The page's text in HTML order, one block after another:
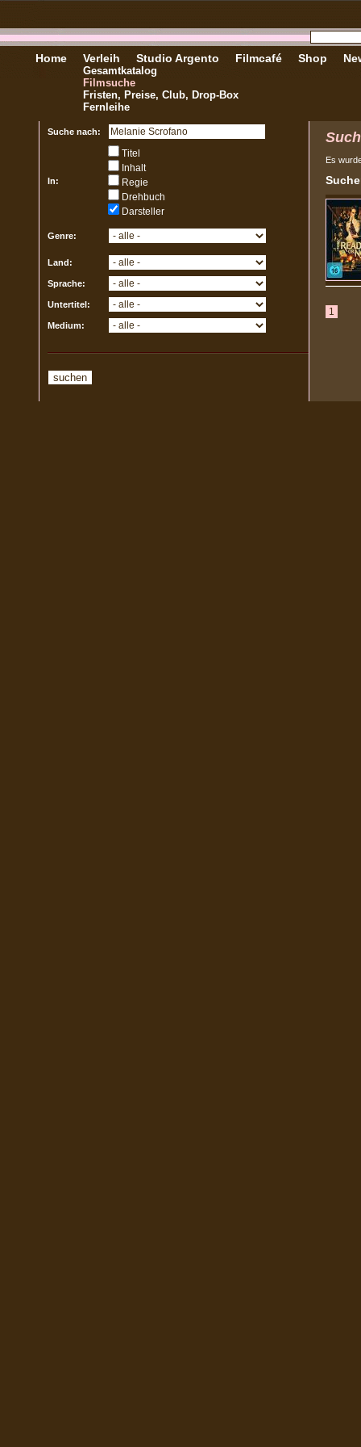
Home Verleih
Gesamtkatalog
Filmsuche
Fristen, Preise, Club, Drop-Box
Fernleihe
Studio Argento Filmcafé Shop
Suche nach:
In:
Titel
Inhalt
Regie
Drehbuch
Darsteller
Genre:
Land:
Sprache:
Untertitel:
Medium:
Es
1